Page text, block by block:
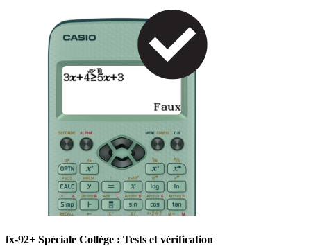
fx-92+ Spéciale Collège : Tests et vérification